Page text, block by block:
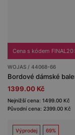
Cena s kódem FINAL20:
WOJAS / 44068-66
1399.00 Kč
Nejnižší cena: 1499.00 Kč
Původní cena: 2399.00 Kč
Výprodej 69%